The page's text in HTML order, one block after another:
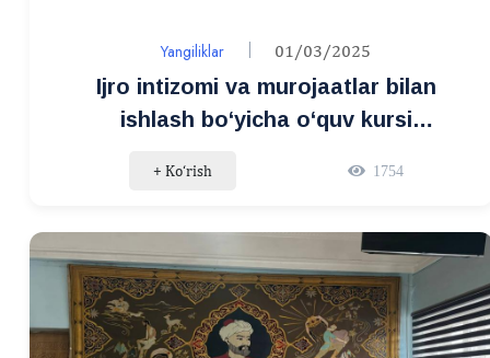
Yangiliklar 01/03/2025
Ijro intizomi va murojaatlar bilan
ishlash bo‘yicha o‘quv kursi
+ Ko‘rish 1754